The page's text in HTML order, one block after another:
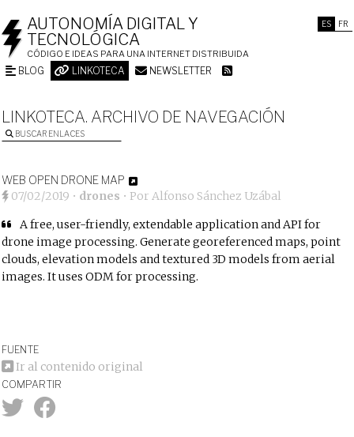
ES FR
AUTONOMÍA DIGITAL Y
TECNOLÓGICA
CÓDIGO E IDEAS PARA UNA INTERNET DISTRIBUIDA
BLOG LINKOTECA NEWSLETTER
LINKOTECA. ARCHIVO DE NAVEGACIÓN
BUSCAR ENLACES
WEB OPEN DRONE MAP
07/02/2019 • drones • PorAlfonso Sánchez Uzábal
A free, user-friendly, extendable application and API for
drone image processing. Generate georeferenced maps, point
clouds, elevation models and textured 3D models from aerial
images. It uses ODM for processing.
FUENTE
Ir al contenido original
COMPARTIR